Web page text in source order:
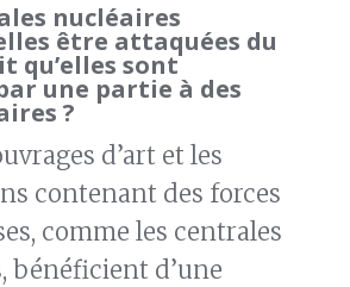
nucléaires
être attaquées du
qu’elles sont
une partie à des
?
d’art et les
contenant des forces
comme les centrales
bénéficient d’une